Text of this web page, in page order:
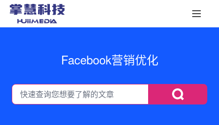
Facebook营销优化